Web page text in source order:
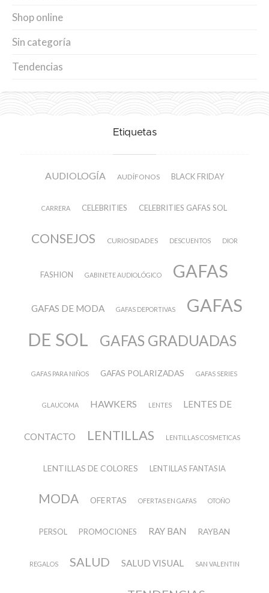
Shop online
Sin categoría
Tendencias
Etiquetas
AUDIOLOGÍA AUDÍFONOS BLACK FRIDAY
CARRERA CELEBRITIES CELEBRITIES GAFAS SOL
CONSEJOS CURIOSIDADES DESCUENTOS DIOR
FASHION GABINETE AUDIOLÓGICO GAFAS
GAFAS DE MODA GAFAS DEPORTIVAS
GAFAS
DE SOL
GAFAS GRADUADAS
GAFAS PARA NIÑOS GAFAS POLARIZADAS GAFAS SERIES
GLAUCOMA HAWKERS LENTES LENTES DE
CONTACTO LENTILLAS LENTILLAS COSMETICAS
LENTILLAS DE COLORES LENTILLAS FANTASIA
MODA OFERTAS OFERTAS EN GAFAS OTOÑO
PERSOL PROMOCIONES RAY BAN RAYBAN
REGALOS SALUD SALUD VISUAL SAN VALENTIN